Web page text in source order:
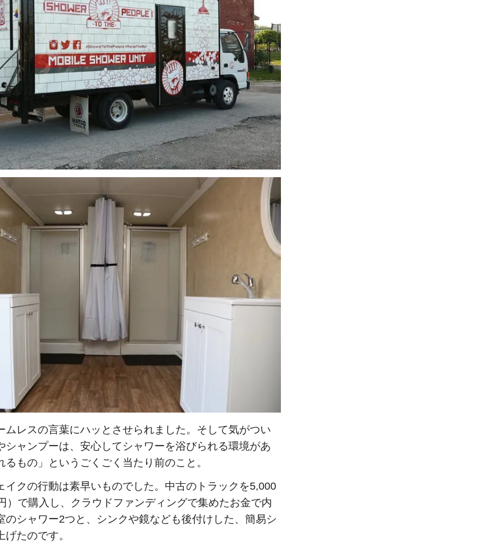
ムレスの言葉にハッとさせられました。そして気がつい
シャンプーは、安心してシャワーを浴びられる環境があ
るもの」というごくごく当たり前のこと。
イクの行動は素早いものでした。中古のトラックを5,000
）で購入し、クラウドファンディングで集めたお金で内
のシャワー2つと、シンクや鏡なども後付けした、簡易シ
たのです。